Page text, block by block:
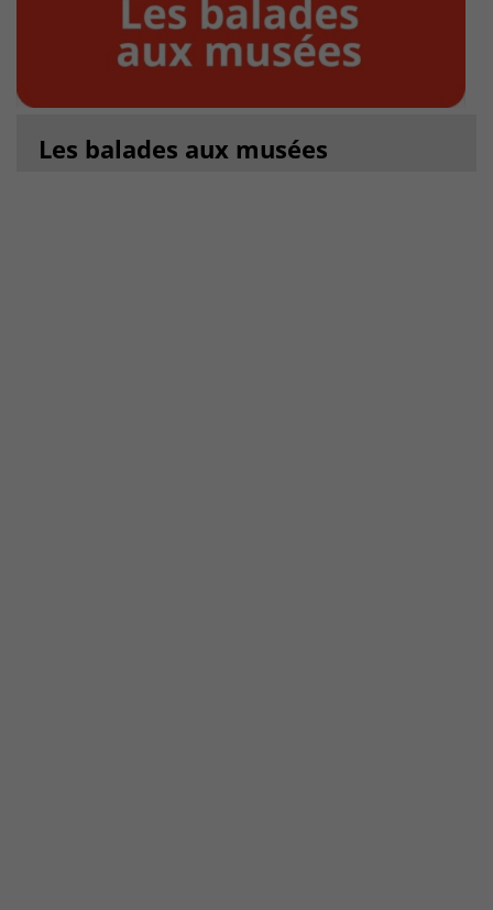
Les balades aux musées